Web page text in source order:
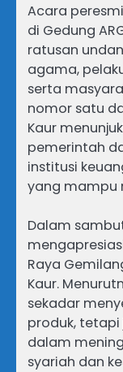
Acara
di Gedung
ratusan
agama,
serta
nomor satu
Kaur
pemerintah
institusi
yang mampu
Dalam
Raya
Kaur.
sekadar
produk,
dalam
syariah dan